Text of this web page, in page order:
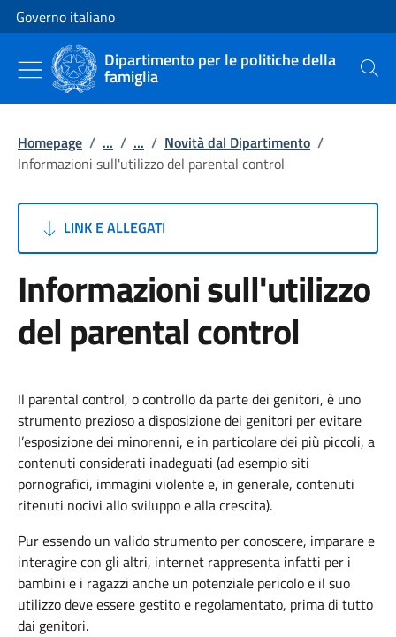
Vai al contenuto
Vai alla navigazione del sito
Governo italiano
Dipartimento per le politiche della
famiglia Cerca
Homepage / ... / ... / Novità dal Dipartimento /
Informazioni sull'utilizzo del parental control
LINK E ALLEGATI
Informazioni sull'utilizzo
del parental control
Il parental control, o controllo da parte dei genitori, è uno
strumento prezioso a disposizione dei genitori per evitare
l’esposizione dei minorenni, e in particolare dei più piccoli, a
contenuti considerati inadeguati (ad esempio siti
pornografici, immagini violente e, in generale, contenuti
ritenuti nocivi allo sviluppo e alla crescita).
Pur essendo un valido strumento per conoscere, imparare e
interagire con gli altri, internet rappresenta infatti per i
bambini e i ragazzi anche un potenziale pericolo e il suo
utilizzo deve essere gestito e regolamentato, prima di tutto
dai genitori.